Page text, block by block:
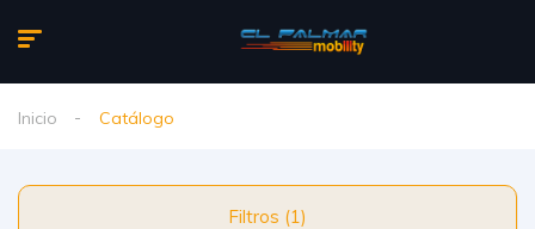
Inicio Catálogo
Filtros (1)